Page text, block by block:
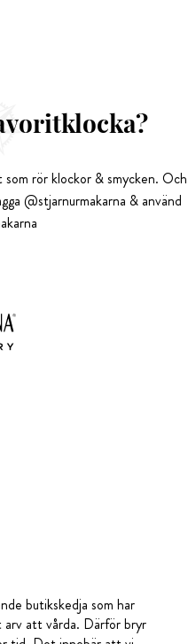
rör klockor & smycken. Och
@stjarnurmakarna & använd
butikskedja som har
att vårda. Därför bryr